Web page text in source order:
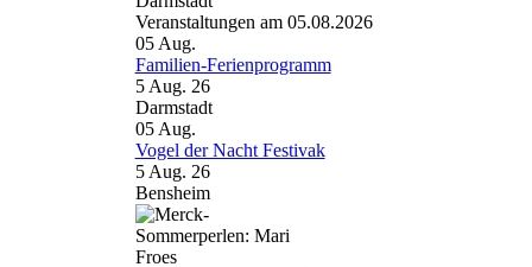
Veranstaltungen am 05.08.2026
05 Aug.
Familien-Ferienprogramm
5 Aug. 26
Darmstadt
05 Aug.
Vogel der Nacht Festivak
5 Aug. 26
Bensheim